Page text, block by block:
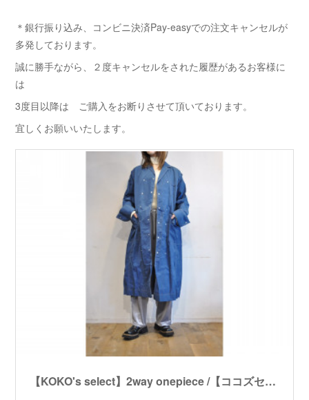
＊銀行振り込み、コンビニ決済Pay-easyでの注文キャンセルが
多発しております。
誠に勝手ながら、２度キャンセルをされた履歴があるお客様に
は
3度目以降は ご購入をお断りさせて頂いております。
宜しくお願いいたします。
【KOKO's select】2way onepiece /【ココズセレクト】２ウェイワンピース